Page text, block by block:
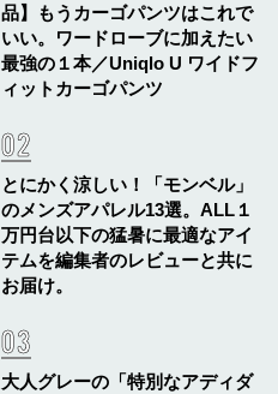
品】もうカーゴパンツはこれで
いい。ワードローブに加えたい
最強の１本／Uniqlo U ワイドフ
ィットカーゴパンツ
とにかく涼しい！「モンベル」
のメンズアパレル13選。ALL１
万円台以下の猛暑に最適なアイ
テムを編集者のレビューと共に
お届け。
大人グレーの「特別なアディダ